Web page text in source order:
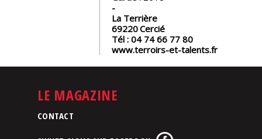
la
La Terrière
69220Cercié
Tél : 04 74 66 77 80
www.terroirs-et-talents.fr
LE MAGAZINE
CONTACT